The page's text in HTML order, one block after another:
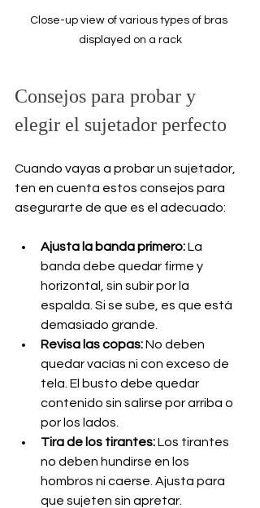
Close-up view of various types of bras
displayed on a rack
Consejos para probar y
elegir el sujetador perfecto
Cuando vayas a probar un sujetador,
ten en cuenta estos consejos para
asegurarte de que es el adecuado:
Ajusta la banda primero: La
banda debe quedar firme y
horizontal, sin subir por la
espalda. Si se sube, es que está
demasiado grande.
Revisa las copas: No deben
quedar vacías ni con exceso de
tela. El busto debe quedar
contenido sin salirse por arriba o
por los lados.
Tira de los tirantes: Los tirantes
no deben hundirse en los
hombros ni caerse. Ajusta para
que sujeten sin apretar.